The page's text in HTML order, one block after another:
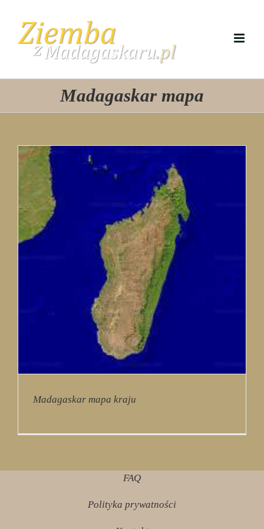
zawartości
Madagaskar mapa
Madagaskar mapa kraju
FAQ
Polityka prywatności